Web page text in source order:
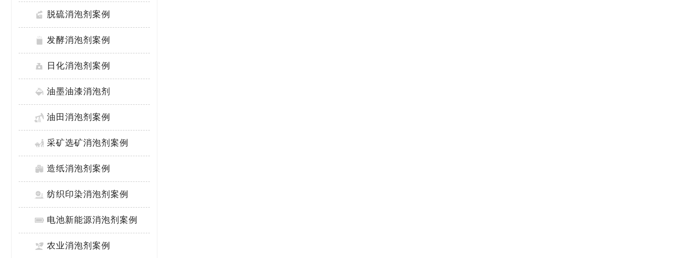
脱硫消泡剂案例
发酵消泡剂案例
日化消泡剂案例
油墨油漆消泡剂
油田消泡剂案例
采矿选矿消泡剂案例
造纸消泡剂案例
纺织印染消泡剂案例
电池新能源消泡剂案例
农业消泡剂案例